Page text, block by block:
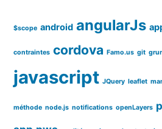
$scope android angularJs
contraintes cordova Famo.us git
javascript JQuery leaflet
méthode node.js notifications openLayers